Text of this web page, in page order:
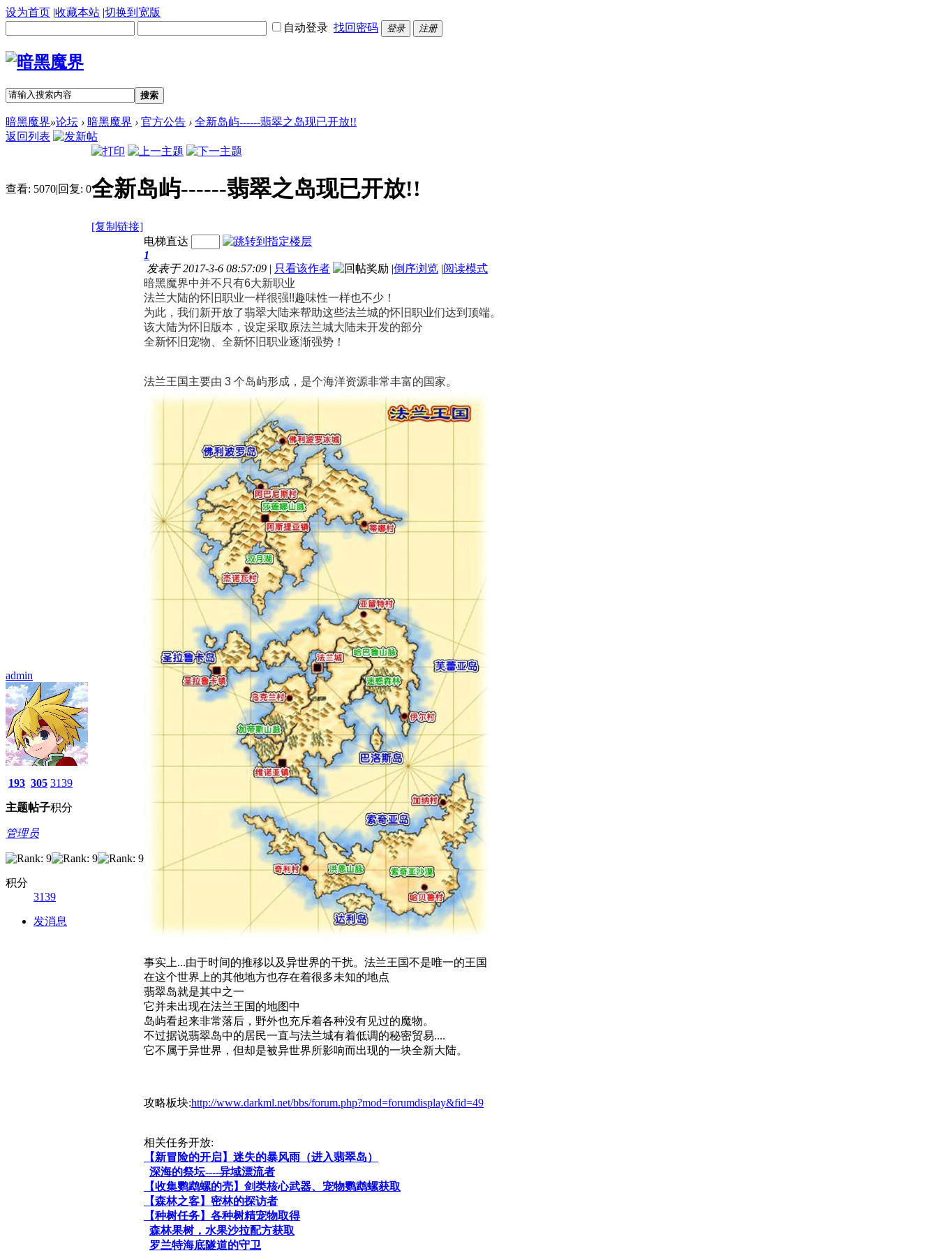
设为首页 |收藏本站 |切换到宽版
自动登录 找回密码 登录 注册
搜索
暗黑魔界»论坛 › 暗黑魔界 › 官方公告 › 全新岛屿------翡翠之岛现已开放!!
返回列表
查看: 5070|回复: 0全新岛屿------翡翠之岛现已开放!!
[复制链接]
admin
193
主题
305
帖子
3139
积分
管理员
积分
3139
发消息
电梯直达
1
发表于 2017-3-6 08:57:09 | 只看该作者 |倒序浏览 |阅读模式
暗黑魔界中并不只有6大新职业
法兰大陆的怀旧职业一样很强!!趣味性一样也不少！
为此，我们新开放了翡翠大陆来帮助这些法兰城的怀旧职业们达到顶端。
该大陆为怀旧版本，设定采取原法兰城大陆未开发的部分
全新怀旧宠物、全新怀旧职业逐渐强势！
法兰王国主要由 3 个岛屿形成，是个海洋资源非常丰富的国家。
事实上...由于时间的推移以及异世界的干扰。法兰王国不是唯一的王国
在这个世界上的其他地方也存在着很多未知的地点
翡翠岛就是其中之一
它并未出现在法兰王国的地图中
岛屿看起来非常落后，野外也充斥着各种没有见过的魔物。
不过据说翡翠岛中的居民一直与法兰城有着低调的秘密贸易....
它不属于异世界，但却是被异世界所影响而出现的一块全新大陆。
攻略板块:http://www.darkml.net/bbs/forum.php?mod=forumdisplay&fid=49
相关任务开放:
【新冒险的开启】迷失的暴风雨（进入翡翠岛）
深海的祭坛----异域漂流者
【收集鹦鹉螺的壳】剑类核心武器、宠物鹦鹉螺获取
【森林之客】密林的探访者
【种树任务】各种树精宠物取得
森林果树，水果沙拉配方获取
罗兰特海底隧道的守卫